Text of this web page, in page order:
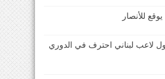
للأنصار
لاعب لبناني احترف في الدوري